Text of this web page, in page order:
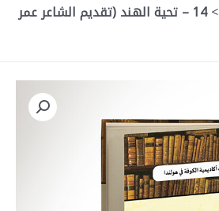
> 14 – تحية الهند (تقديم الشاعر عمر